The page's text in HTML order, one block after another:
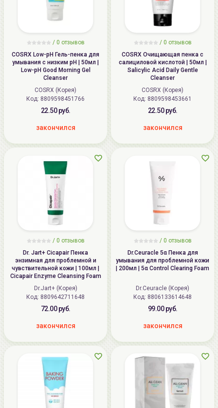
/ 0 отзывов
COSRX Low-pH Гель-пенка для
умывания с низким pH | 50мл |
Low-pH Good Morning Gel
Cleanser
COSRX (Корея)
Код: 8809598451766
22.50 руб.
закончился
/ 0 отзывов
COSRX Очищающая пенка с
салициловой кислотой | 50мл |
Salicylic Acid Daily Gentle
Cleanser
COSRX (Корея)
Код: 8809598453661
22.50 руб.
закончился
/ 0 отзывов
Dr. Jart+ Cicapair Пенка
энзимная для проблемной и
чувствительной кожи | 100мл |
Cicapair Enzyme Cleansing Foam
Dr.Jart+ (Корея)
Код: 8809642711648
72.00 руб.
закончился
/ 0 отзывов
Dr.Ceuracle 5α Пенка для
умывания для проблемной кожи
| 200мл | 5α Control Clearing Foam
Dr.Ceuracle (Корея)
Код: 8806133614648
99.00 руб.
закончился